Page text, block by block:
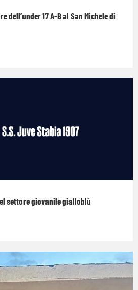
dell’under 17 A-B al San Michele di
settore giovanile gialloblù